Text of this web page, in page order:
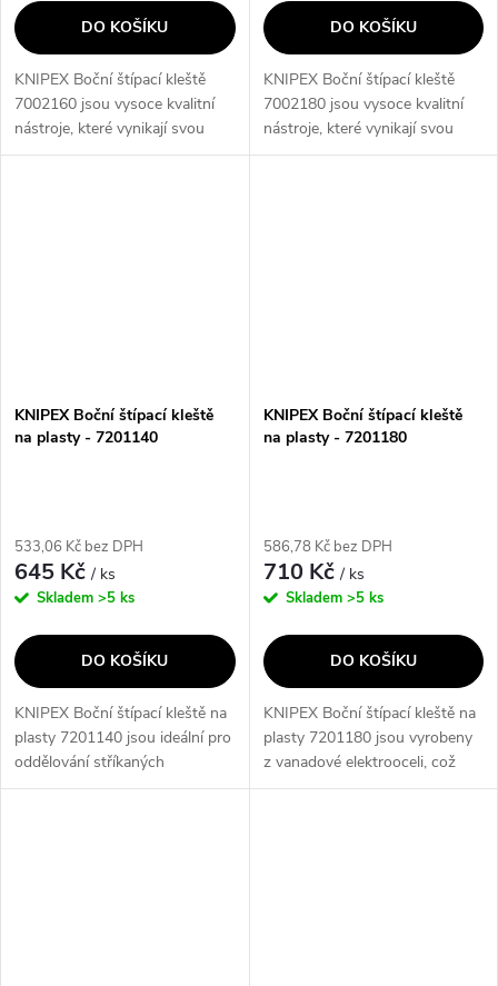
DO KOŠÍKU
KNIPEX Boční štípací kleště
7002160 jsou vysoce kvalitní
nástroje, které vynikají svou
odolností a přesností. Díky
DO KOŠÍKU
KNIPEX Boční štípací kleště
7002180 jsou vysoce kvalitní
nástroje, které vynikají svou
odolností a přesností. Díky
KNIPEX Boční štípací kleště
na plasty - 7201140
533,06 Kč bez DPH
645 Kč/ ks
Skladem >5 ks
DO KOŠÍKU
KNIPEX Boční štípací kleště na
plasty 7201140 jsou ideální pro
oddělování stříkaných
plastových dílů a nálitků. S
KNIPEX Boční štípací kleště
na plasty - 7201180
586,78 Kč bez DPH
710 Kč/ ks
Skladem >5 ks
DO KOŠÍKU
KNIPEX Boční štípací kleště na
plasty 7201180 jsou vyrobeny
z vanadové elektrooceli, což
zajišťuje vysokou odolnost a